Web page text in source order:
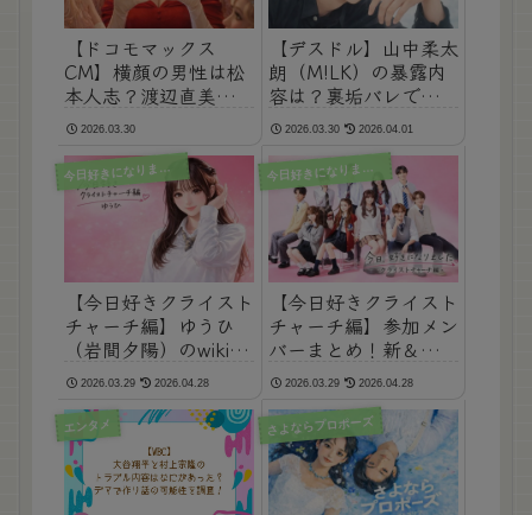
【ドコモマックス
CM】横顔の男性は松
本人志？渡辺直美と松
ちゃんが共演実現の噂
を調査！
2026.03.30
【デスドル】山中柔太
朗（M!LK）の暴露内
容は？裏垢バレで真相
がしょぼいはマジ？
2026.03.30 2026.04.01
今
日好きになりました
【今日好きクライスト
チャーチ編】ゆうひ
（岩間夕陽）のwikiチ
ェック！出身高校や中
学と偏差値も気にな
る！
2026.03.29 2026.04.28
今
日好きになりました
【今日好きクライスト
チャーチ編】参加メン
バーまとめ！新＆継続
出演者も含めて徹底紹
介！
2026.03.29 2026.04.28
エンタメ さよならプロポーズ